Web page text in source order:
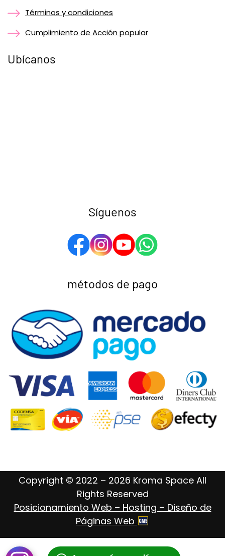
Términos y condiciones
Cumplimiento de Acción popular
Ubícanos
Síguenos
métodos de pago
Copyright © 2022 – 2026 Kroma Space All
Rights Reserved
Posicionamiento Web – Hosting – Diseño de
Páginas Web